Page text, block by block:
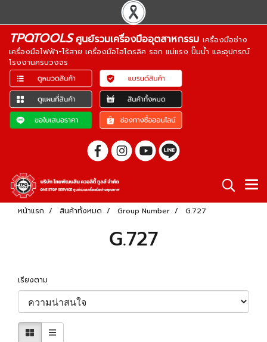
TPQTOOLSศูนย์รวมเครื่องมืออุตสาหกรรม เครื่องมือช่าง
เครื่องมือไฟฟ้า-ไร้สาย เครื่องมือไฮโดรลิค รอก แม่แรง ปั๊มน้ำ และอุปกรณ์
โรงงานครบวงจร
หน้าแรก สินค้าทั้งหมด Group Number G.727
G.727
เรียงตาม